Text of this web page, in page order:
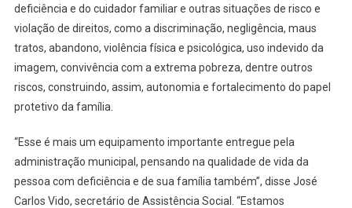
deficiência e do cuidador familiar e outras situações de risco e
violação de direitos, como a discriminação, negligência, maus
tratos, abandono, violência física e psicológica, uso indevido da
imagem, convivência com a extrema pobreza, dentre outros
riscos, construindo, assim, autonomia e fortalecimento do papel
protetivo da família.
“Esse é mais um equipamento importante entregue pela
administração municipal, pensando na qualidade de vida da
pessoa com deficiência e de sua família também”, disse José
Carlos Vido, secretário de Assistência Social. “Estamos